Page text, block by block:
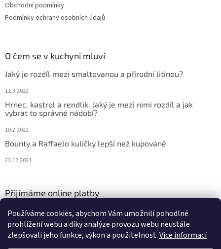
Používáme cookies, abychom Vám umožnili pohodlné
prohlížení webu a díky analýze provozu webu neustále
zlepšovali jeho funkce, výkon a použitelnost.Více informací
Obchodní podmínky
Podmínky ochrany osobních údajů
O čem se v kuchyni mluví
Jaký je rozdíl mezi smaltovanou a přírodní litinou?
11.3.2022
Hrnec, kastrol a rendlík. Jaký je mezi nimi rozdíl a jak
vybrat to správné nádobí?
10.2.2022
Bounty a Raffaelo kuličky lepší než kupované
23.12.2021
Přijímáme online platby